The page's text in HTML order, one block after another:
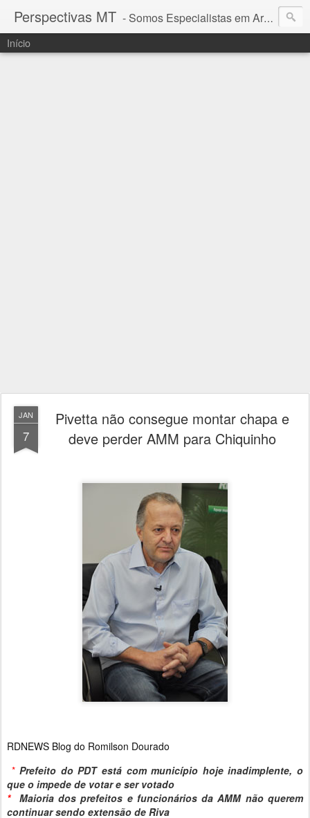
Perspectivas MT - Somos Especialistas em Araguaia - Mato Grosso
Início
JAN
7
Pivetta não consegue montar chapa e
deve perder AMM para Chiquinho
RDNEWS Blog do Romilson Dourado
* Prefeito do PDT está com município hoje inadimplente, o
que o impede de votar e ser votado
*
Maioria dos prefeitos e funcionários da AMM não querem
continuar sendo extensão de Riva